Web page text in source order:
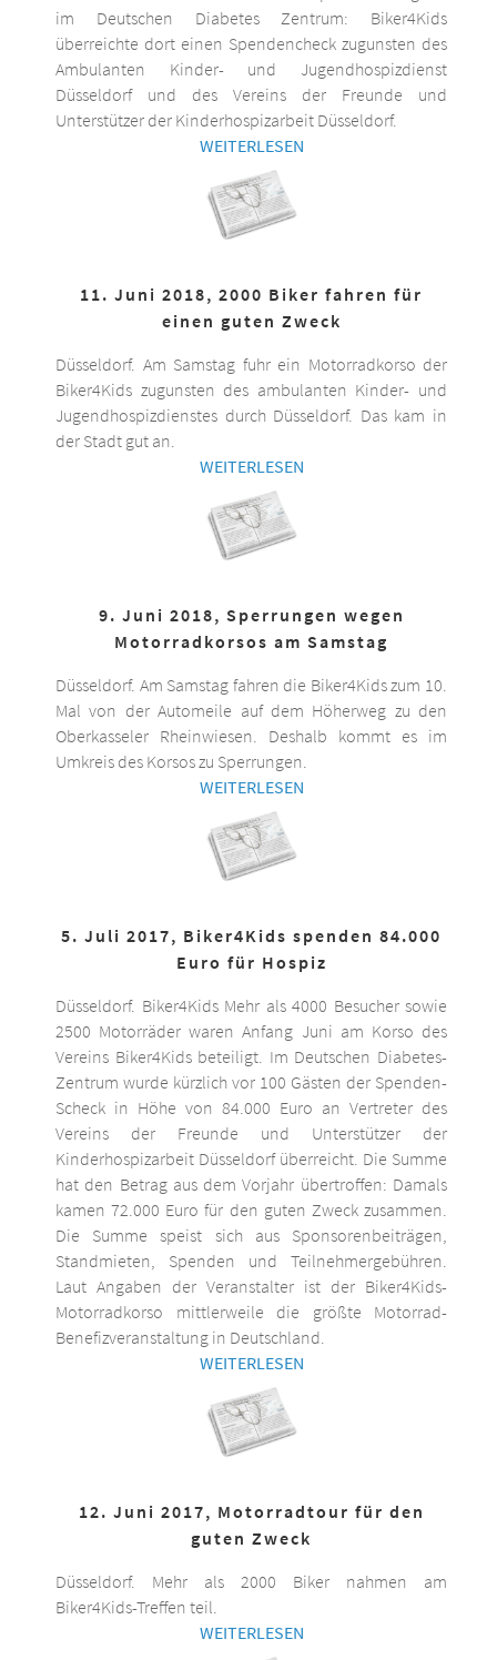
im Deutschen Diabetes Zentrum: Biker4Kids
überreichte dort einen Spendencheck zugunsten des
Ambulanten Kinder- und Jugendhospizdienst
Düsseldorf und des Vereins der Freunde und
Unterstützer der Kinderhospizarbeit Düsseldorf.
WEITERLESEN
11. Juni 2018, 2000 Biker fahren für
einen guten Zweck
Düsseldorf. Am Samstag fuhr ein Motorradkorso der
Biker4Kids zugunsten des ambulanten Kinder- und
Jugendhospizdienstes durch Düsseldorf. Das kam in
der Stadt gut an.
WEITERLESEN
9. Juni 2018, Sperrungen wegen
Motorradkorsos am Samstag
Düsseldorf. Am Samstag fahren die Biker4Kids zum 10.
Mal von der Automeile auf dem Höherweg zu den
Oberkasseler Rheinwiesen. Deshalb kommt es im
Umkreis des Korsos zu Sperrungen.
WEITERLESEN
5. Juli 2017, Biker4Kids spenden 84.000
Euro für Hospiz
Düsseldorf. Biker4Kids Mehr als 4000 Besucher sowie
2500 Motorräder waren Anfang Juni am Korso des
Vereins Biker4Kids beteiligt. Im Deutschen Diabetes-
Zentrum wurde kürzlich vor 100 Gästen der Spenden-
Scheck in Höhe von 84.000 Euro an Vertreter des
Vereins der Freunde und Unterstützer der
Kinderhospizarbeit Düsseldorf überreicht. Die Summe
hat den Betrag aus dem Vorjahr übertroffen: Damals
kamen 72.000 Euro für den guten Zweck zusammen.
Die Summe speist sich aus Sponsorenbeiträgen,
Standmieten, Spenden und Teilnehmergebühren.
Laut Angaben der Veranstalter ist der Biker4Kids-
Motorradkorso mittlerweile die größte Motorrad-
Benefizveranstaltung in Deutschland.
WEITERLESEN
12. Juni 2017, Motorradtour für den
guten Zweck
Düsseldorf. Mehr als 2000 Biker nahmen am
Biker4Kids-Treffen teil.
WEITERLESEN